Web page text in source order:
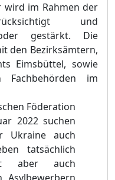
im Rahmen der
und
gestärkt. Die
den Bezirksämtern,
Eimsbüttel, sowie
Fachbehörden im
Föderation
2022 suchen
Ukraine auch
tatsächlich
aber auch